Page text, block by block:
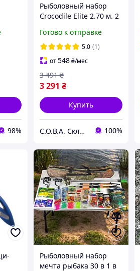
98%
Рыболовный набор
Crocodile Elite 2.70 м. 2
Готово к отправке
5.0 (1)
от548₴/мес
3 291 ₴
3 491 ₴
Купить
С.О.В.А. Склад оригинальных вещей в ассортименте 100%
Рыболовный набор
мечта рыбака 30 в 1 в